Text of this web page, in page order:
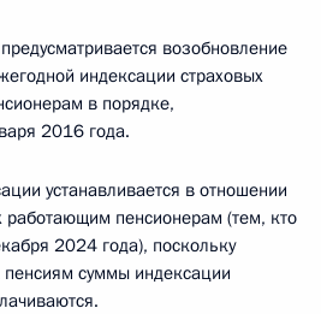
возобновление
индексации страховых
в порядке,
2016 года.
устанавливается в отношении
пенсионерам (тем, кто
2024 года), поскольку
суммы индексации